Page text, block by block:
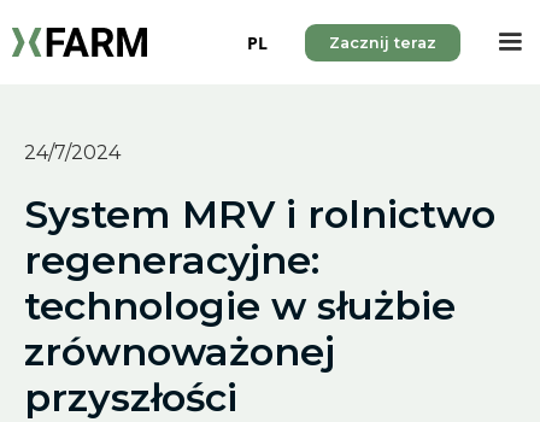
PL Zacznij teraz
24/7/2024
System MRV i rolnictwo
regeneracyjne:
technologie w służbie
zrównoważonej
przyszłości